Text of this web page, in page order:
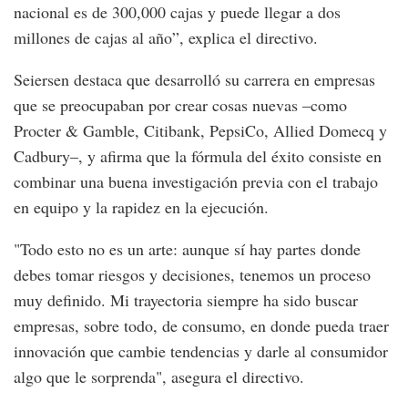
nacional es de 300,000 cajas y puede llegar a dos
millones de cajas al año”, explica el directivo.
Seiersen destaca que desarrolló su carrera en empresas
que se preocupaban por crear cosas nuevas –como
Procter & Gamble, Citibank, PepsiCo, Allied Domecq y
Cadbury–, y afirma que la fórmula del éxito consiste en
combinar una buena investigación previa con el trabajo
en equipo y la rapidez en la ejecución.
"Todo esto no es un arte: aunque sí hay partes donde
debes tomar riesgos y decisiones, tenemos un proceso
muy definido. Mi trayectoria siempre ha sido buscar
empresas, sobre todo, de consumo, en donde pueda traer
innovación que cambie tendencias y darle al consumidor
algo que le sorprenda", asegura el directivo.